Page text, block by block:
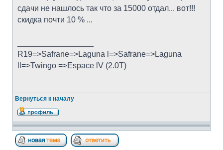
сдачи не нашлось так что за 15000 отдал... вот!!!
скидка почти 10 % ...
R19=>Safrane=>Laguna l=>Safrane=>Laguna
ll=>Twingo =>Espace lV (2.0T)
Вернуться к началу